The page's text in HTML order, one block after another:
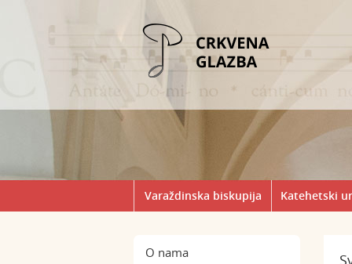
Varaždinska biskupija Katehetski
O nama